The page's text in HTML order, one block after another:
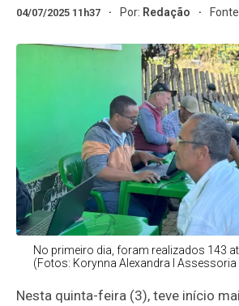
04/07/2025 11h37 Por: Redação
No primeiro dia, foram realizados 143
(Fotos: Korynna Alexandra I
Nesta quinta-feira (3), teve início